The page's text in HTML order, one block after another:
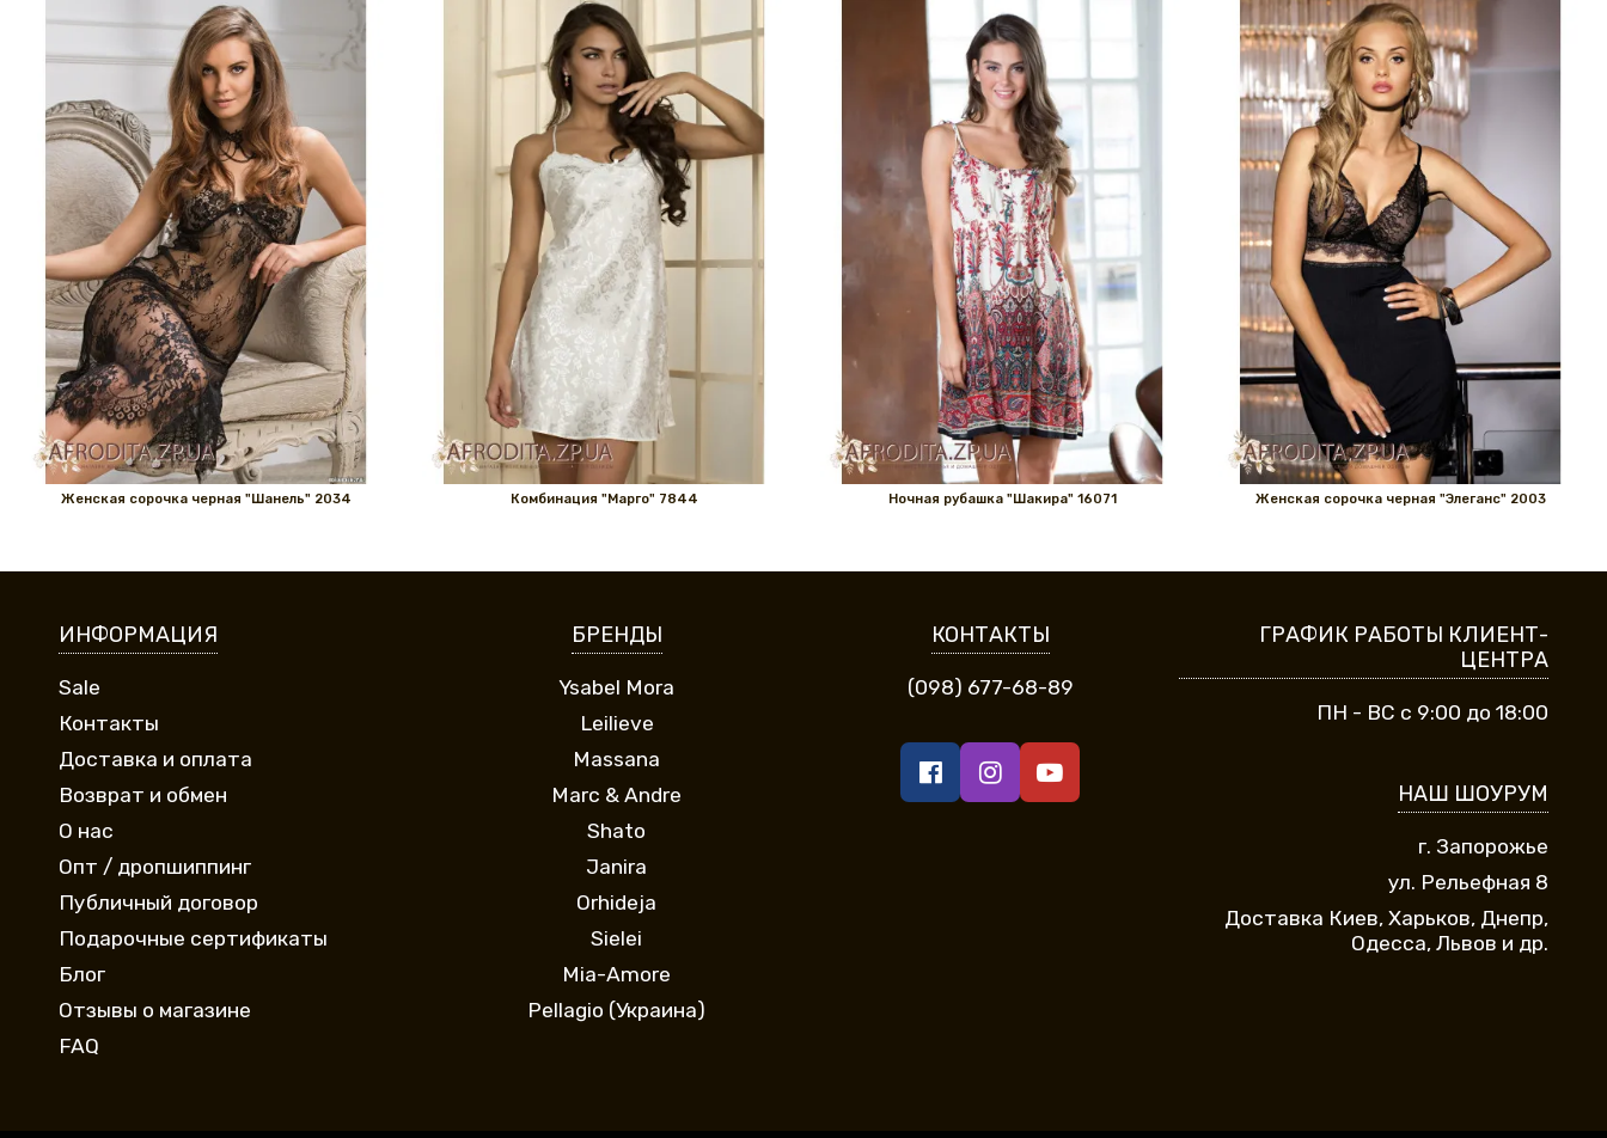
Женская сорочка черная "Шанель" 2034 Комбинация "Марго" 7844 Ночная рубашка "Шакира" 16071 Женская сорочка черная "Элеганс" 2003
ИНФОРМАЦИЯ
Sale
Контакты
Доставка и оплата
Возврат и обмен
О нас
Опт / дропшиппинг
Публичный договор
Подарочные сертификаты
Блог
Отзывы о магазине
FAQ
БРЕНДЫ
Ysabel Mora
Leilieve
Massana
Marc & Andre
Shato
Janira
Orhideja
Sielei
Mia-Amore
Pellagio (Украина)
КОНТАКТЫ
(098) 677-68-89
ГРАФИК РАБОТЫ КЛИЕНТ-
ЦЕНТРА
ПН - ВС с 9:00 до 18:00
НАШ ШОУРУМ
г. Запорожье
ул. Рельефная 8
Доставка Киев, Харьков, Днепр,
Одесса, Львов и др.